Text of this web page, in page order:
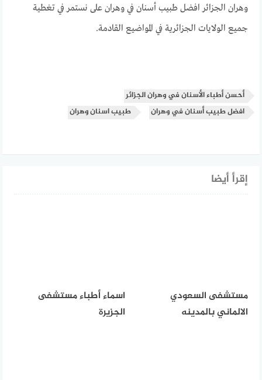
وهران الجزائر افضل طبيب أسنان في وهران على نستمر في تغطية
جميع الولايات الجزائرية في المواضيع القادمة.
أحسن أطباء الأسنان في وهران الجزائر
افضل طبيب أسنان في وهران
طبيب اسنان وهران
إقرأ أيضا
مستشفى السعودي
الالماني بالمدينه
اسماء أطباء مستشفى
الجزيرة